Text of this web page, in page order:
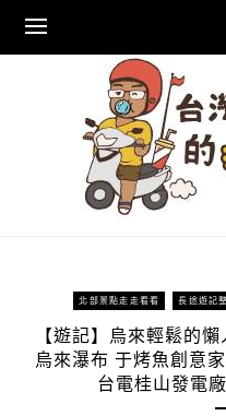
content
北部景點走走看看 長途遊記
【遊記】烏來輕鬆的
烏來瀑布 于烤魚創意
台電桂山發電